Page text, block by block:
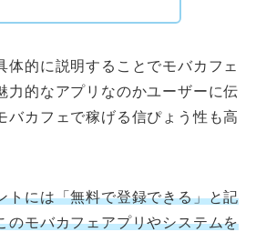
体的に説明することでモバカフェ
力的なアプリなのかユーザーに伝
バカフェで稼げる信ぴょう性も高
トには「無料で登録できる」と記
のモバカフェアプリやシステムを